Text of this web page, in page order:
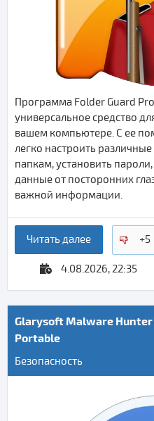
Программа Folder Guard
универсальное средство
вашем компьютере. С ее
легко настроить
папкам, установить
данные от посторонних
важной информации.
Читать далее +5
4.08.2026, 22:35
Glarysoft Malware Hunter
Portable
Безопасность